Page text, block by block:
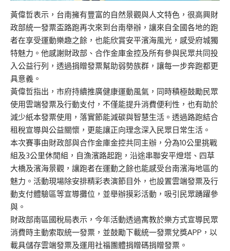
黃偉哲表示，台南擁有豐富的自然景觀與人文特色，很高興財
政部統一發票盃路跑再次來到台南舉辦，讓來自全國各地的跑
者在享受運動樂趣之餘，也能欣賞安平濱海風光，感受府城獨
特魅力。他感謝財政部、合作金庫金控及所有參與民眾共同投
入公益行列，透過捐贈發票幫助弱勢族群，讓每一步奔跑都更
具意義。
黃偉哲指出，市府持續推廣健康運動風氣，同時積極鼓勵民眾
使用雲端發票及行動支付，不僅能提升消費便利性，也有助於
減少紙本發票使用，落實節能減碳與智慧生活。透過路跑結合
租稅宣導與公益關懷，更能讓正向理念深入民眾日常生活。
本次賽事由財政部與合作金庫金控共同主辦，分為10公里挑戰
組及3公里休閒組，自漁濱路起跑，沿途串聯安平燈塔、四草
大橋及濱海景觀，讓跑者在運動之餘也能感受台南濱海地區的
魅力。活動現場除安排精彩表演節目外，也設置雲端發票及行
動支付體驗區等宣導攤位，並舉辦摸彩活動，吸引民眾踴躍參
與。
財政部南區國稅局表示，今年活動透過寓教於樂方式宣導民眾
消費時主動索取統一發票，並鼓勵下載統一發票兌獎APP，以
載具儲存雲端發票及運用社福團體捐贈碼捐贈發票。